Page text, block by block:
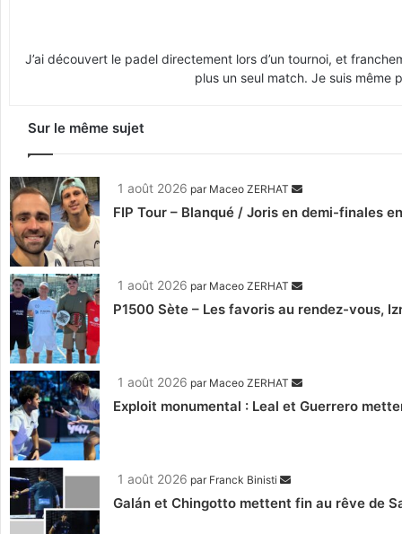
J’ai découvert le padel directement lors d’un tournoi, et
plus un seul match. Je suis même
Sur le même sujet
1 août 2026 par Maceo ZERHAT
FIP Tour – Blanqué / Joris en demi-finales
1 août 2026 par Maceo ZERHAT
P1500 Sète – Les favoris au rendez-vous,
1 août 2026 par Maceo ZERHAT
Exploit monumental : Leal et Guerrero
1 août 2026 par Franck Binisti
Galán et Chingotto mettent fin au rêve de